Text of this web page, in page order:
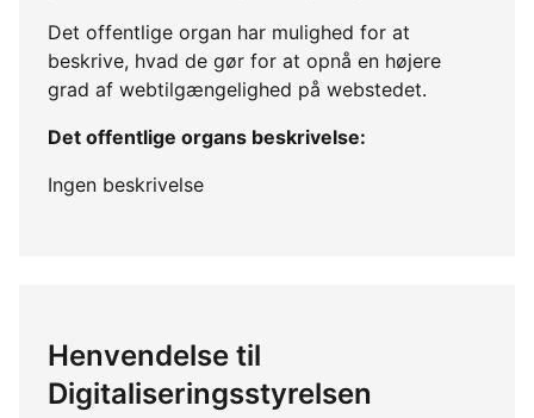
Det offentlige organ har mulighed for at
beskrive, hvad de gør for at opnå en højere
grad af webtilgængelighed på webstedet.
Det offentlige organs beskrivelse:
Ingen beskrivelse
Henvendelse til
Digitaliseringsstyrelsen